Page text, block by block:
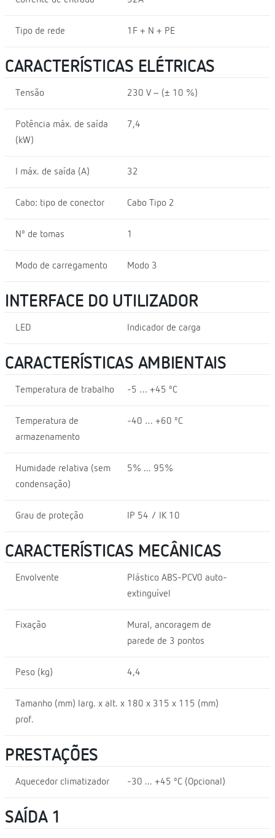
Tipo de rede 1F + N + PE
CARACTERÍSTICAS ELÉTRICAS
Tensão 230 V ~ (± 10 %)
Potência máx. de saída
(kW)
7,4
I máx. de saída (A) 32
Cabo: tipo de conector Cabo Tipo 2
Nº de tomas 1
Modo de carregamento Modo 3
INTERFACE DO UTILIZADOR
LED Indicador de carga
CARACTERÍSTICAS AMBIENTAIS
Temperatura de trabalho -5 … +45 ºC
Temperatura de
armazenamento
-40 … +60 ºC
Humidade relativa (sem
condensação)
5% ... 95%
Grau de proteção IP 54 / IK 10
CARACTERÍSTICAS MECÂNICAS
Envolvente
Plástico ABS-PCV0 auto-
extinguível
Fixação
Mural, ancoragem de
parede de 3 pontos
Peso (kg) 4,4
Tamanho (mm) larg. x alt. x
prof.
180 x 315 x 115 (mm)
PRESTAÇÕES
Aquecedor climatizador -30 ... +45 ºC (Opcional)
SAÍDA 1